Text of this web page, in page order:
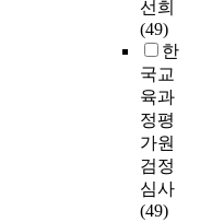
선희
(49)
한
국교
육과
정평
가원
검정
심사
(49)